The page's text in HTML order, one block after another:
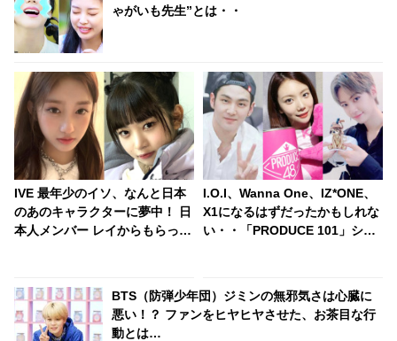
ゃがいも先生”とは・・
IVE 最年少のイソ、なんと日本
のあのキャラクターに夢中！ 日
本人メンバー レイからもらった
ン悶絶
I.O.I、Wanna One、IZ*ONE、
X1になるはずだったかもしれな
い・・「PRODUCE 101」シリ
BTS（防弾少年団）ジミンの無邪気さは心臓に
悪い！？ ファンをヒヤヒヤさせた、お茶目な行
動とは…